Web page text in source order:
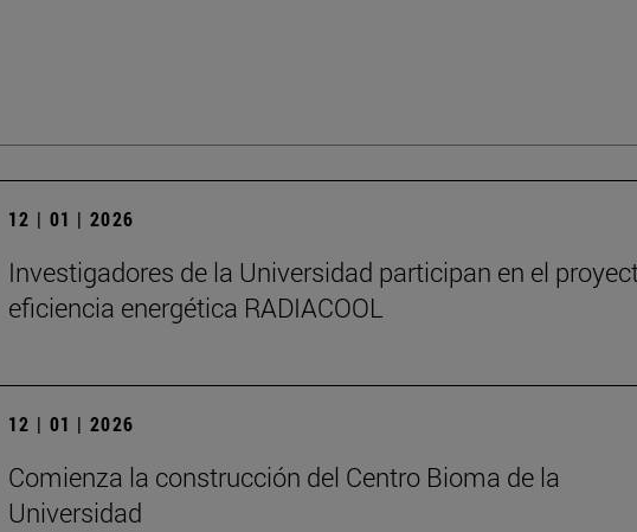
12 | 01 | 2026
Investigadores de la Universidad participan en el
eficiencia energética RADIACOOL
12 | 01 | 2026
Comienza la construcción del Centro Bioma de la
Universidad